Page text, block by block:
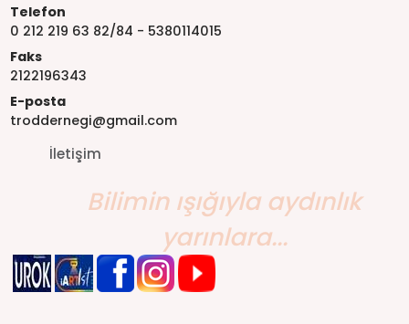
Telefon
0 212 219 63 82/84 - 5380114015
Faks
2122196343
E-posta
troddernegi@gmail.com
İletişim
Bilimin ışığıyla aydınlık
yarınlara...